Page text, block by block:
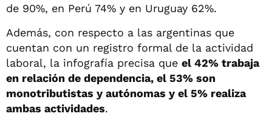
de 90%, en Perú 74% y en Uruguay 62%.
Además, con respecto a las argentinas que
cuentan con un registro formal de la actividad
laboral, la infografía precisa que el 42% trabaja
en relación de dependencia, el 53% son
monotributistas y autónomas y el 5% realiza
ambas actividades.